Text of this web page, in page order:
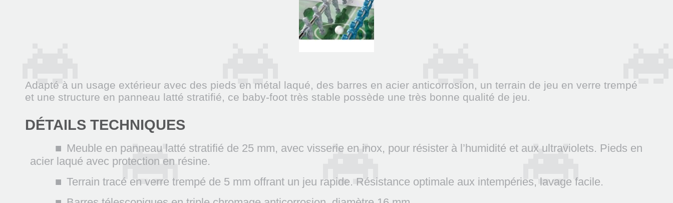
Adapté à un usage extérieur avec des pieds en métal laqué, des barres en acier anticorrosion, un terrain de jeu en verre trempé
et une structure en panneau latté stratifié, ce baby-foot très stable possède une très bonne qualité de jeu.
DÉTAILS TECHNIQUES
Meuble en panneau latté stratifié de 25 mm, avec visserie en inox, pour résister à l’humidité et aux ultraviolets. Pieds en
acier laqué avec protection en résine.
Terrain tracé en verre trempé de 5 mm offrant un jeu rapide. Résistance optimale aux intempéries, lavage facile.